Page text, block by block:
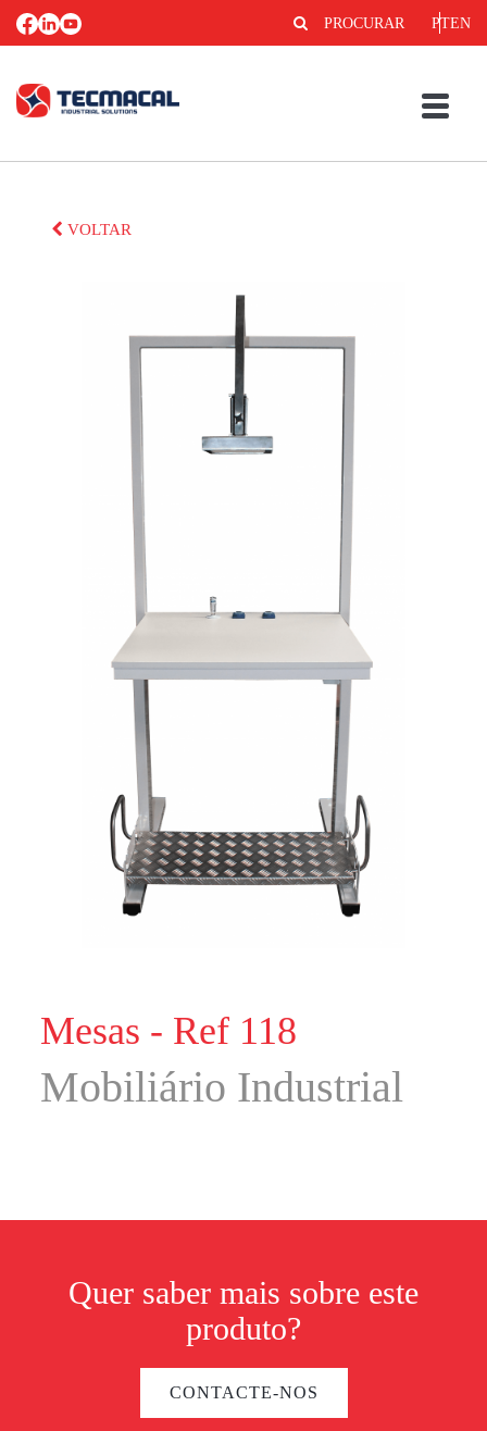
EN
PT
PROCURAR
VOLTAR
Mesas - Ref 118
Mobiliário Industrial
Quer saber mais sobre este
produto?
CONTACTE-NOS